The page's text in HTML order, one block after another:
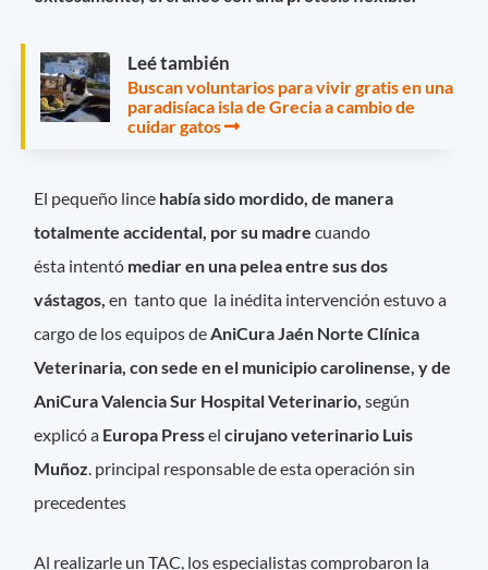
Leé también
Buscan voluntarios para vivir gratis en una
paradisíaca isla de Grecia a cambio de
cuidar gatos
El pequeño lince había sido mordido, de manera
totalmente accidental, por su madre cuando
ésta intentó mediar en una pelea entre sus dos
vástagos,en tanto que la inédita intervención estuvo a
cargo de los equipos deAniCura Jaén Norte Clínica
Veterinaria, con sede en el municipio carolinense, y de
AniCura Valencia Sur Hospital Veterinario, según
explicó a Europa Presselcirujano veterinario Luis
Muñoz. principal responsable de esta operación sin
precedentes
Al realizarle un TAC, los especialistas comprobaron la